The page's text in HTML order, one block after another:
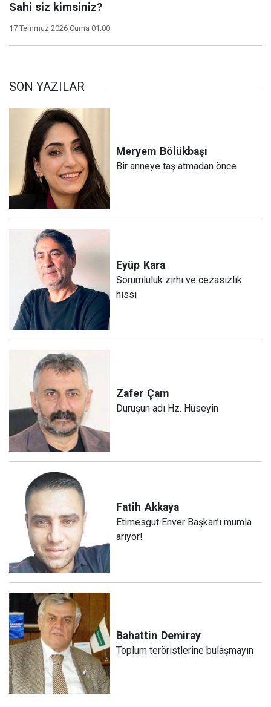
Sahi siz kimsiniz?
17 Temmuz 2026 Cuma 01:00
SON YAZILAR
Meryem Bölükbaşı
Bir anneye taş atmadan önce
Eyüp Kara
Sorumluluk zırhı ve cezasızlık
hissi
Zafer Çam
Duruşun adı Hz. Hüseyin
Fatih Akkaya
Etimesgut Enver Başkan’ı mumla
arıyor!
Bahattin Demiray
Toplum teröristlerine bulaşmayın